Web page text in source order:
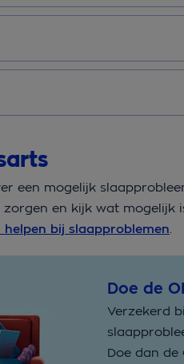
een mogelijk
zorgen en kijk wat mogelijk
bij slaapproblemen.
Doe de
Verzekerd
Doe dan de